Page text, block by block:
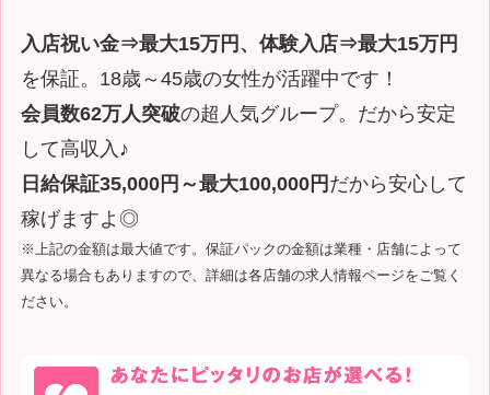
入店祝い金⇒最大15万円、体験入店⇒最大15万円
を保証。18歳～45歳の女性が活躍中です！
会員数62万人突破の超人気グループ。だから安定
して高収入♪
日給保証35,000円～最大100,000円 だから安心して
稼げますよ◎
※上記の金額は最大値です。保証パックの金額は業種・店舗によって
異なる場合もありますので、詳細は各店舗の求人情報ページをご覧く
ださい。